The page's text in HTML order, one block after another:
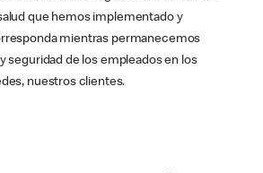
que hemos implementado y
mientras permanecemos
seguridad de los empleados en los
nuestros clientes.